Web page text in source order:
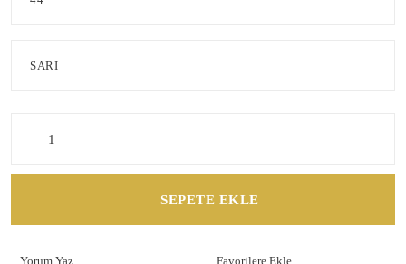
SEPETE EKLE
Yorum Yaz